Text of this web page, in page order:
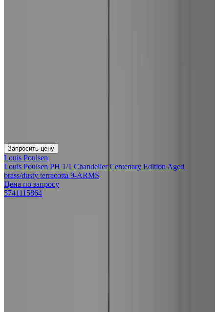
Запросить цену
Louis Poulsen
Louis Poulsen PH 1/1 Chandelier Centenary Edition Aged
brass/dusty terracotta 9-ARMS
Цена по запросу
5741115864